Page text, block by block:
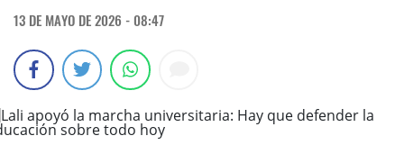
13 DE MAYO DE 2026 - 08:47